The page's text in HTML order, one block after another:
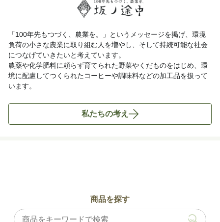
「100年先もつづく、農業を。」というメッセージを掲げ、環境
負荷の小さな農業に取り組む人を増やし、そして持続可能な社会
につなげていきたいと考えています。
農薬や化学肥料に頼らず育てられた野菜やくだものをはじめ、環
境に配慮してつくられたコーヒーや調味料などの加工品を扱って
います。
私たちの考え
商品を探す